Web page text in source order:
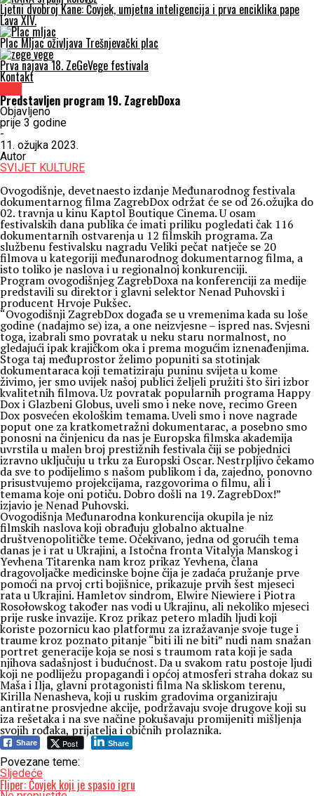
Ljetni dvobroj Kane: Čovjek, umjetna inteligencija i prva enciklika pape
Lava XIV.
Plac Mljac oživljava Trešnjevački plac
Prva najava 18. ZeGeVege festivala
Kontakt
Predstavljen program 19. ZagrebDoxa
Objavljeno
prije 3 godine
-
11. ožujka 2023.
Autor
SVIJET KULTURE
Ovogodišnje, devetnaesto izdanje Međunarodnog festivala
dokumentarnog filma ZagrebDox održat će se od 26.ožujka do
02. travnja u kinu Kaptol Boutique Cinema. U osam
festivalskih dana publika će imati priliku pogledati čak 116
dokumentarnih ostvarenja u 12 filmskih programa. Za
službenu festivalsku nagradu Veliki pečat natječe se 20
filmova u kategoriji međunarodnog dokumentarnog filma, a
isto toliko je naslova i u regionalnoj konkurenciji.
Program ovogodišnjeg ZagrebDoxa na konferenciji za medije
predstavili su direktor i glavni selektor Nenad Puhovski i
producent Hrvoje Pukšec.
“Ovogodišnji ZagrebDox događa se u vremenima kada su loše
godine (nadajmo se) iza, a one neizvjesne – ispred nas. Svjesni
toga, izabrali smo povratak u neku staru normalnost, no
gledajući ipak krajičkom oka i prema mogućim iznenađenjima.
Stoga taj međuprostor želimo popuniti sa stotinjak
dokumentaraca koji tematiziraju puninu svijeta u kome
živimo, jer smo uvijek našoj publici željeli pružiti što širi izbor
kvalitetnih filmova. Uz povratak popularnih programa Happy
Dox i Glazbeni Globus, uveli smo i neke nove, recimo Green
Dox posvećen ekološkim temama. Uveli smo i nove nagrade
poput one za kratkometražni dokumentarac, a posebno smo
ponosni na činjenicu da nas je Europska filmska akademija
uvrstila u malen broj prestižnih festivala čiji se pobjednici
izravno uključuju u trku za Europski Oscar. Nestrpljivo čekamo
da sve to podijelimo s našom publikom i da, zajedno, ponovno
prisustvujemo projekcijama, razgovorima o filmu, ali i
temama koje oni potiču. Dobro došli na 19. ZagrebDox!”
izjavio je Nenad Puhovski.
Ovogodišnja Međunarodna konkurencija okupila je niz
filmskih naslova koji obrađuju globalno aktualne
društvenopolitičke teme. Očekivano, jedna od gorućih tema
danas je i rat u Ukrajini, a Istočna fronta Vitalyja Manskog i
Yevhena Titarenka nam kroz prikaz Yevhena, člana
dragovoljačke medicinske bojne čija je zadaća pružanje prve
pomoći na prvoj crti bojišnice, prikazuje prvih šest mjeseci
rata u Ukrajini. Hamletov sindrom, Elwire Niewiere i Piotra
Rosołowskog također nas vodi u Ukrajinu, ali nekoliko mjeseci
prije ruske invazije. Kroz prikaz petero mladih ljudi koji
koriste pozornicu kao platformu za izražavanje svoje tuge i
traume kroz poznato pitanje “biti ili ne biti” nudi nam snažan
portret generacije koja se nosi s traumom rata koji je sada
njihova sadašnjost i budućnost. Da u svakom ratu postoje ljudi
koji ne podliježu propagandi i općoj atmosferi straha dokaz su
Maša i Ilja, glavni protagonisti filma Na skliskom terenu,
Kirilla Nenasheva, koji u ruskim gradovima organiziraju
antiratne prosvjedne akcije, podržavaju svoje drugove koji su
iza rešetaka i na sve načine pokušavaju promijeniti mišljenja
svojih rođaka, prijatelja i običnih prolaznika.
Share Post Share
Povezane teme:
Sljedeće
Fliper: Čovjek koji je spasio igru